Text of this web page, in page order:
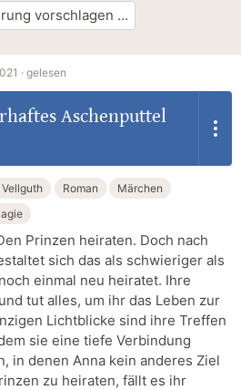
vorschlagen …
·gelesen
Aschenputtel
Roman
Märchen
Prinzen heiraten. Doch nach
sich das als schwieriger als
einmal neu heiratet. Ihre
tut alles, um ihr das Leben zur
Lichtblicke sind ihre Treffen
sie eine tiefe Verbindung
in denen Anna kein anderes Ziel
zu heiraten, fällt es ihr